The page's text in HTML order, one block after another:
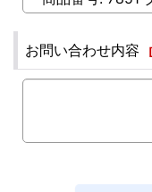
お問い合わせ内容 [